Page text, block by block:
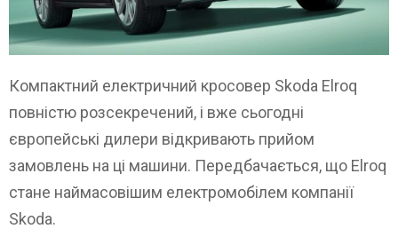
Компактний електричний кросовер Skoda Elroq
повністю розсекречений, і вже сьогодні
європейські дилери відкривають прийом
замовлень на ці машини. Передбачається, що Elroq
стане наймасовішим електромобілем компанії
Skoda.